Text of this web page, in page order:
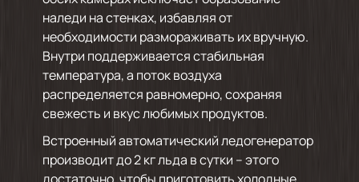
наледи на стенках, избавляя от
необходимости размораживать их вручную.
Внутри поддерживается стабильная
температура, а поток воздуха
распределяется равномерно, сохраняя
свежесть и вкус любимых продуктов.
Встроенный автоматический ледогенератор
производит до 2 кг льда в сутки – этого